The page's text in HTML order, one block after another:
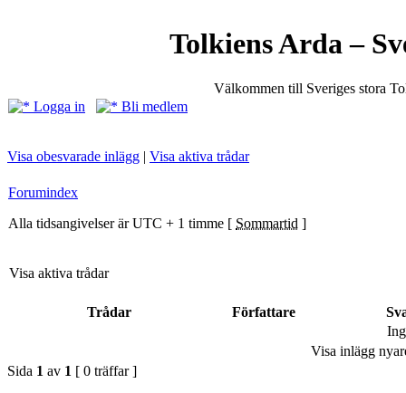
Tolkiens Arda –
Välkommen till Sveriges stora
Logga in
Bli medlem
Visa obesvarade inlägg | Visa aktiva trådar
Forumindex
Alla tidsangivelser är UTC + 1 timme [ Sommartid ]
Visa aktiva trådar
Trådar Författare
Visa inlägg
Sida 1 av 1 [ 0 träffar ]